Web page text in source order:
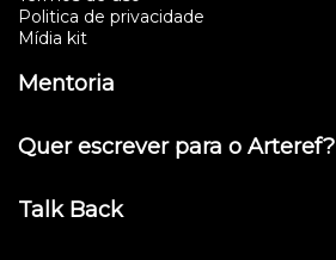
Politica de privacidade
Mídia kit
Mentoria
Quer escrever para o Arteref?
Talk Back